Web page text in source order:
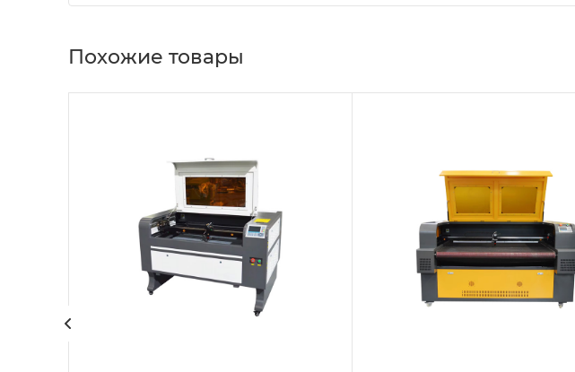
Похожие товары